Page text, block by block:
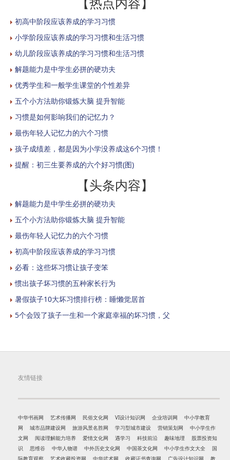
初高中阶段应该养成的学习习惯
小学阶段应该养成的学习习惯和生活习惯
幼儿阶段应该养成的学习习惯和生活习惯
解题能力是中学生必拼的硬功夫
优秀学生和一般学生课堂的个性差异
五个小方法助你锻炼大脑 提升智能
习惯是如何影响我们的记忆力？
最伤年轻人记忆力的六个习惯
孩子成绩差，都是因为小学没养成这6个习惯！
提醒：初三生要养成的六个好习惯(图)
【头条内容】
解题能力是中学生必拼的硬功夫
五个小方法助你锻炼大脑 提升智能
最伤年轻人记忆力的六个习惯
初高中阶段应该养成的学习习惯
必看：这些坏习惯让孩子变笨
惯出孩子坏习惯的五种家长行为
暑假孩子10大坏习惯排行榜：睡懒觉居首
5个会毁了孩子一生和一个家庭幸福的坏习惯，父
友情链接
中华书画网 艺术传播网 民俗文化网 VI设计知识网 企业培训网
中小学教育
网
城市品牌建设网 旅游风景名胜网 学习型城市建设 营销策划网
中小学生作
文网
阅读理解能力培养 爱情文化网 遇学习 科技前沿 趣味地理
股票投资知
识
思维谷 中华人物谱 中外历史文化网 中国茶文化网 中小学生作文大全
国
际教育观察
艺术收藏投资网 中华武术网 收藏证书查询网 广告设计知识网 教